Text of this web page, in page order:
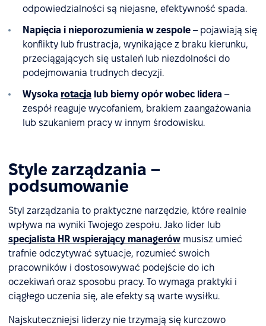
odpowiedzialności są niejasne, efektywność spada.
Napięcia i nieporozumienia w zespole – pojawiają się
konflikty lub frustracja, wynikające z braku kierunku,
przeciągających się ustaleń lub niezdolności do
podejmowania trudnych decyzji.
Wysoka rotacja lub bierny opór wobec lidera –
zespół reaguje wycofaniem, brakiem zaangażowania
lub szukaniem pracy w innym środowisku.
Style zarządzania –
podsumowanie
Styl zarządzania to praktyczne narzędzie, które realnie
wpływa na wyniki Twojego zespołu. Jako lider lub
specjalista HR wspierający managerów musisz umieć
trafnie odczytywać sytuacje, rozumieć swoich
pracowników i dostosowywać podejście do ich
oczekiwań oraz sposobu pracy. To wymaga praktyki i
ciągłego uczenia się, ale efekty są warte wysiłku.
Najskuteczniejsi liderzy nie trzymają się kurczowo